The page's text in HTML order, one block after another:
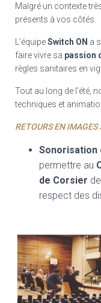
Malgré un contexte
présents à vos côtés.
L’équipeSwitch ON a
faire vivre sa passion
règles sanitaires en
Tout au long de l’été,
techniques et
RETOURS EN IMAGES
Sonorisation
permettre au
de Corsier
respect des